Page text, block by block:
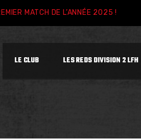
MATCH DE L’ANNÉE 2025 !
LE CLUB LES REDS DIVISION 2 LFH